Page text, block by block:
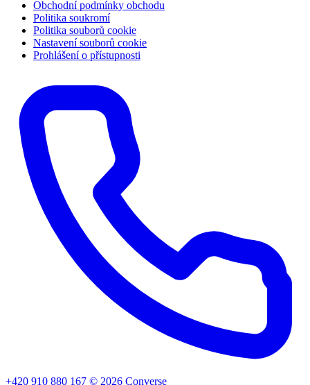
Obchodní podmínky obchodu
Politika soukromí
Politika souborů cookie
Nastavení souborů cookie
Prohlášení o přístupnosti
+420 910 880 167 © 2026 Converse